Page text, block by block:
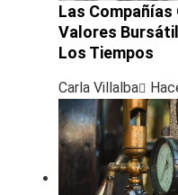
Las
Valores
Los Tiempos
Carla Villalba